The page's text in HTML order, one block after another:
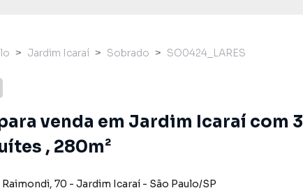
Jardim Icaraí Sobrado SO0424_LARES
venda em Jardim Icaraí com
, 280m²
Raimondi, 70 - Jardim Icaraí - São Paulo/SP